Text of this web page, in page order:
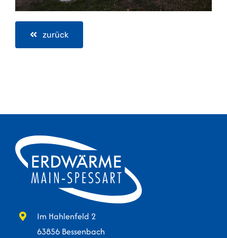
zurück
Im Hahlenfeld 2
63856 Bessenbach